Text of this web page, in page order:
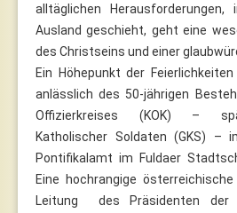
alltäglichen
Ausland geschieht, geht eine
des Christseins und einer
Ein Höhepunkt der
anlässlich des 50-jährigen
Offizierkreises (KOK) –
Katholischer Soldaten (GKS) –
Pontifikalamt im Fuldaer
Eine hochrangige
Leitung des Präsidenten der